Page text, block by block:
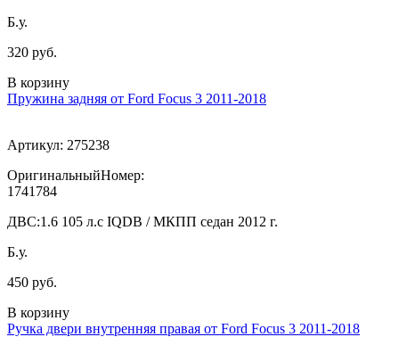
Б.у.
320 руб.
В корзину
Пружина задняя от Ford Focus 3 2011-2018
Артикул: 275238
ОригинальныйНомер:
1741784
ДВС:1.6 105 л.с IQDB / МКПП седан 2012 г.
Б.у.
450 руб.
В корзину
Ручка двери внутренняя правая от Ford Focus 3 2011-2018